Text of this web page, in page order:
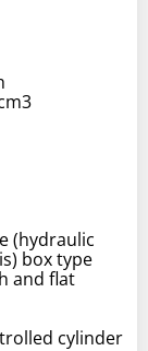
(hydraulic
box type
and flat
cylinder